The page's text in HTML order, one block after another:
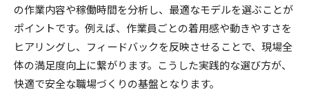
の作業内容や稼働時間を分析し、最適なモデルを選ぶことが
ポイントです。例えば、作業員ごとの着用感や動きやすさを
ヒアリングし、フィードバックを反映させることで、現場全
体の満足度向上に繋がります。こうした実践的な選び方が、
快適で安全な職場づくりの基盤となります。